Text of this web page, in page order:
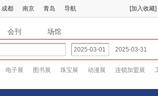
成都 南京 青岛 导航 [加入收藏]
会刊 场馆
电子展 图书展 珠宝展 动漫展 连锁加盟展